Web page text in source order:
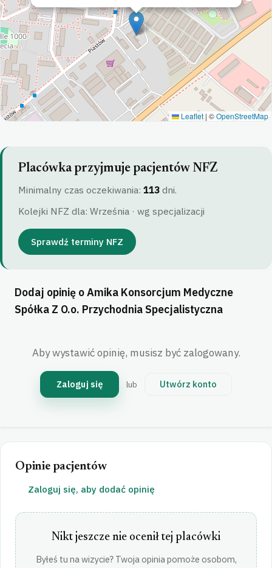
Leaflet | ©OpenStreetMap
Placówka przyjmuje pacjentów NFZ
Minimalny czas oczekiwania: 113 dni.
Kolejki NFZ dla: Września · wg specjalizacji
Sprawdź terminy NFZ
Dodaj opinię o Amika Konsorcjum Medyczne
Spółka Z O.o. Przychodnia Specjalistyczna
Aby wystawić opinię, musisz być zalogowany.
Zaloguj się lub Utwórz konto
Opinie pacjentów
Zaloguj się, aby dodać opinię
Nikt jeszcze nie ocenił tej placówki
Byłeś tu na wizycie? Twoja opinia pomoże osobom,